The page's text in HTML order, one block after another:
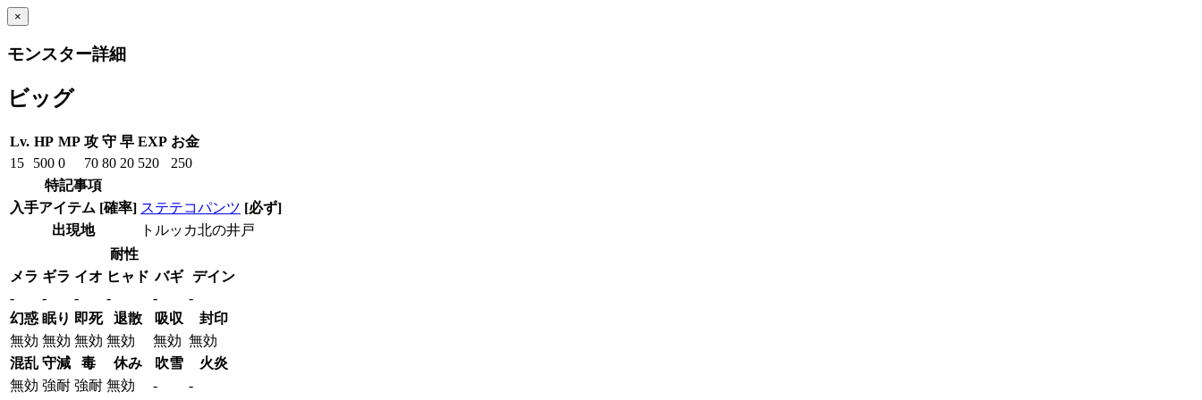
×
モンスター詳細
ビッグ
Lv. HP MP 攻 守 早 EXP お金
15
500 0 70 80 20 520
250
特記事項
入手アイテム [確率] ステテコパンツ [必ず]
出現地
トルッカ北の井戸
耐性
メラ ギラ イオ ヒャド バギ デイン
-
- - - -
-
幻惑 眠り 即死 退散 吸収
封印
無効 無効 無効 無効 無効 無効
混乱 守減 毒 休み 吹雪
火炎
無効 強耐 強耐 無効 -
-